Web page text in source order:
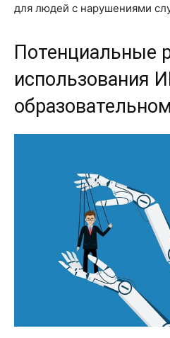
для людей с нарушениями
Потенциальные
использования